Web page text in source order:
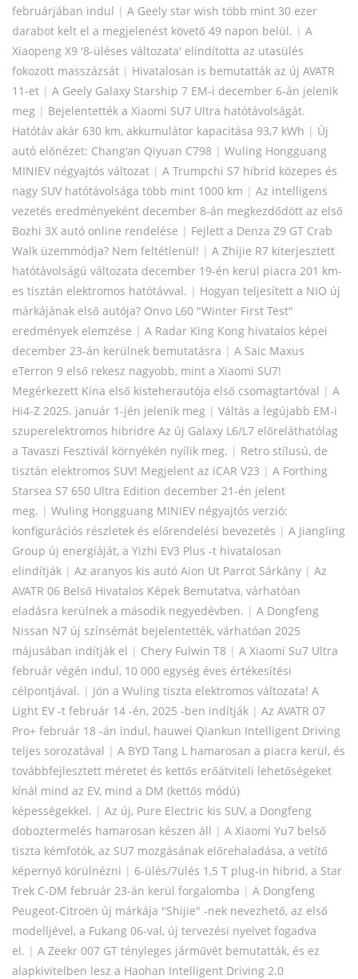
februárjában indul | A Geely star wish több mint 30 ezer
darabot kelt el a megjelenést követő 49 napon belül. | A
Xiaopeng X9 '8-üléses változata' elindította az utasülés
fokozott masszázsát | Hivatalosan is bemutatták az új AVATR
11-et | A Geely Galaxy Starship 7 EM-i december 6-án jelenik
meg | Bejelentették a Xiaomi SU7 Ultra hatótávolságát.
Hatótáv akár 630 km, akkumulátor kapacitása 93,7 kWh | Új
autó előnézet: Chang'an Qiyuan C798 | Wuling Hongguang
MINIEV négyajtós változat | A Trumpchi S7 hibrid közepes és
nagy SUV hatótávolsága több mint 1000 km | Az intelligens
vezetés eredményeként december 8-án megkezdődött az első
Bozhi 3X autó online rendelése | Fejlett a Denza Z9 GT Crab
Walk üzemmódja? Nem feltétlenül! | A Zhijie R7 kiterjesztett
hatótávolságú változata december 19-én kerül piacra 201 km-
es tisztán elektromos hatótávval. | Hogyan teljesített a NIO új
márkájának első autója? Onvo L60 "Winter First Test"
eredmények elemzése | A Radar King Kong hivatalos képei
december 23-án kerülnek bemutatásra | A Saic Maxus
eTerron 9 első rekesz nagyobb, mint a Xiaomi SU7!
Megérkezett Kína első kisteherautója első csomagtartóval | A
Hi4-Z 2025. január 1-jén jelenik meg | Váltás a legújabb EM-i
szuperelektromos hibridre Az új Galaxy L6/L7 előreláthatólag
a Tavaszi Fesztivál környékén nyílik meg. | Retro stílusú, de
tisztán elektromos SUV! Megjelent az iCAR V23 | A Forthing
Starsea S7 650 Ultra Edition december 21-én jelent
meg. | Wuling Hongguang MINIEV négyajtós verzió:
konfigurációs részletek és előrendelési bevezetés | A Jiangling
Group új energiáját, a Yizhi EV3 Plus -t hivatalosan
elindítják | Az aranyos kis autó Aion Ut Parrot Sárkány | Az
AVATR 06 Belső Hivatalos Képek Bemutatva, várhatóan
eladásra kerülnek a második negyedévben. | A Dongfeng
Nissan N7 új színsémát bejelentették, várhatóan 2025
májusában indítják el | Chery Fulwin T8 | A Xiaomi Su7 Ultra
február végén indul, 10 000 egység éves értékesítési
célpontjával. | Jön a Wuling tiszta elektromos változata! A
Light EV -t február 14 -én, 2025 -ben indítják | Az AVATR 07
Pro+ február 18 -án indul, hauwei Qiankun Intelligent Driving
teljes sorozatával | A BYD Tang L hamarosan a piacra kerül, és
továbbfejlesztett méretet és kettős erőátviteli lehetőségeket
kínál mind az EV, mind a DM (kettős módú)
képességekkel. | Az új, Pure Electric kis SUV, a Dongfeng
doboztermelés hamarosan készen áll | A Xiaomi Yu7 belső
tiszta kémfotók, az SU7 mozgásának előrehaladása, a vetítő
képernyő körülnézni | 6-ülés/7ülés 1,5 T plug-in hibrid, a Star
Trek C-DM február 23-án kerül forgalomba | A Dongfeng
Peugeot-Citroën új márkája "Shijie" -nek nevezhető, az első
modelljével, a Fukang 06-val, új tervezési nyelvet fogadva
el. | A Zeekr 007 GT tényleges járművét bemutatták, és ez
alapkivitelben lesz a Haohan Intelligent Driving 2.0